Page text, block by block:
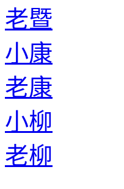
老暨
小康
老康
小柳
老柳